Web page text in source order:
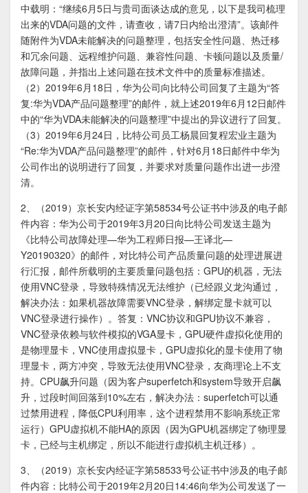
中载明：“继续6月5日与贵司面谈达成的意见，以下是我司梳理
出来的VDA问题的文件，请查收，请7日内给出澄清”。该邮件
随附件为VDA未能解决的问题整理，包括安全性问题、热迁移
和冗余问题、远程维护问题、兼容性问题、卡顿问题以及质量/
故障问题，并指出上述问题在技术文件中的质量标准描述。
（2）2019年6月18日，华为公司向比特公司回复了主题为“答
复:华为VDA产品问题整理”的邮件，就上述2019年6月12日邮件
中的“华为VDA未能解决的问题整理”中提出的异议进行了回复。
（3）2019年6月24日，比特公司员工杨晨回复程宏业主题为
“Re:华为VDA产品问题整理”的邮件，针对6月18日邮件中华为
公司作出的说明进行了回复，并要求对质量问题作出进一步澄
清。
2、（2019）京长安内经证字第58534号公证书中涉及的电子邮
件内容：华为公司于2019年3月20日向比特公司发送主题为
《比特公司故障处理—华为工程师日报—王译北—
Y20190320》的邮件，对比特公司产品质量问题的处理进展进
行汇报，邮件所载明的主要质量问题包括：GPU的机器，无法
使用VNC登录，导致特殊情况无法维护（已经跟义龙沟通过，
解决办法：如果机器故障需要VNC登录，解绑定显卡就可以
VNC登录进行操作）。答复：VNC协议和GPU协议不兼容，
VNC登录依赖与软件模拟的VGA显卡，GPU硬件虚拟化使用的
是物理显卡，VNC使用虚拟显卡，GPU虚拟化的显卡使用了物
理显卡，两方冲突，导致无法使用VNC登录，友商理论上不支
持。CPU飙升问题（因为客户superfetch和system导致开启飙
升，过段时间回落到10%左右，解决办法：superfetch可以通
过禁用进程，降低CPU利用率，这个进程禁用不影响系统正常
运行）GPU虚拟机不能HA的原因（因为GPU机器绑定了物理显
卡，已经与主机绑定，所以不能进行虚拟机主机迁移）。
3、（2019）京长安内经证字第58533号公证书中涉及的电子邮
件内容：比特公司于2019年2月20日14:46向华为公司发送了一